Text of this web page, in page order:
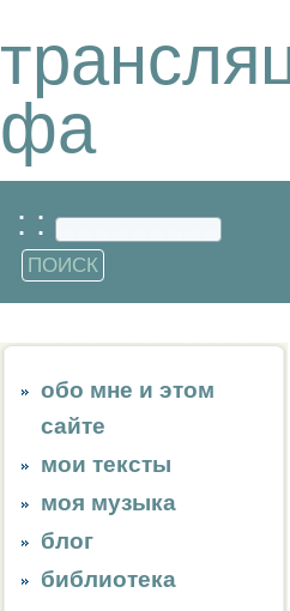
фа
: :
обо мне и этом
сайте
мои тексты
моя музыка
блог
библиотека